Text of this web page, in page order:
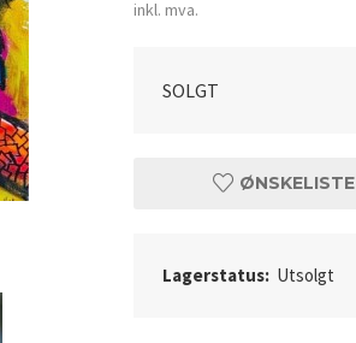
inkl. mva.
SOLGT
ØNSKELISTE
Lagerstatus: Utsolgt